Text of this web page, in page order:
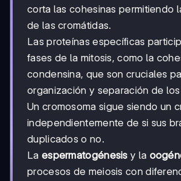
corta las cohesinas permitiendo
de las cromátidas.
Las proteínas específicas
fases de la mitosis, como la
condensina, que son cruciales
organización y separación de
Un cromosoma sigue siendo un
independientemente de si sus
duplicados o no.
La espermatogénesis y la
procesos de meiosis con